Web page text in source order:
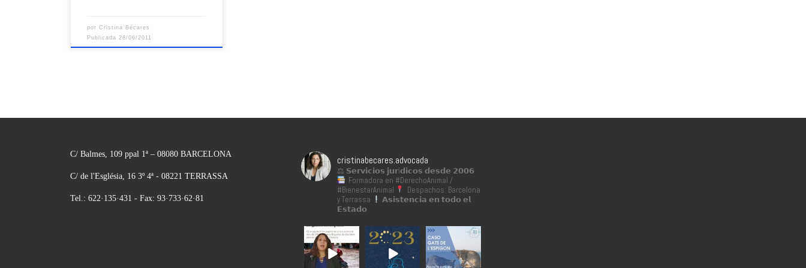
porCristina Bécares
Publicada28/06/2011
C/ Balmes, 109 ppal 1ª – 08080 BARCELONA
C/ de l'Església, 16 3º 4ª - 08221 TERRASSA
Tel.: 622·135·431 - Fax: 93·733·62·81
cristinabecares.advocada
⚖ 𝗦𝗲𝗿𝘃𝗶𝗰𝗶𝗼𝘀 𝗷𝘂𝗿í𝗱𝗶𝗰𝗼𝘀 𝗱𝗲𝘀𝗱𝗲 𝟮𝟬𝟬𝟲
Formadora en #DerechoAnimal /
#BienestarAnimal
Despachos: Barcelona
y Terrassa
𝗔𝘀𝗶𝘀𝘁𝗲𝗻𝗰𝗶𝗮 𝗲𝗻 𝘁𝗼𝗱𝗼 𝗲𝗹
𝗘𝘀𝘁𝗮𝗱𝗼